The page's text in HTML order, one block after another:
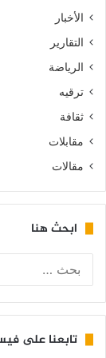
الأخبار
التقارير
الرياضة
ترقيه
ثقافة
مقابلات
مقالات
ابحث هنا
تابعنا على